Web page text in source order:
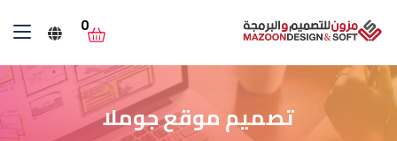
0
تصميم موقع جوملا